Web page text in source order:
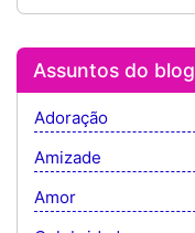
Assuntos do blog
Adoração
Amizade
Amor